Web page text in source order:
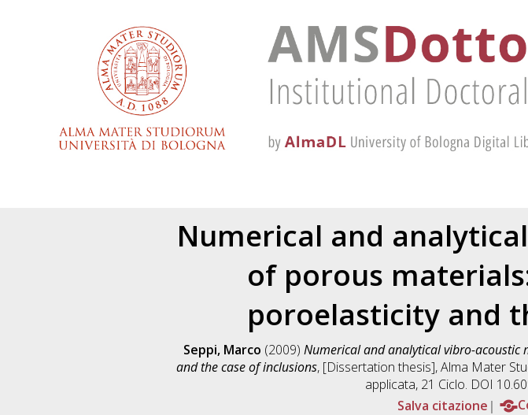
Numerical and
of porous
poroelasticity and
Seppi, Marco (2009) Numerical and analytical vibro-acoustic
and the case of inclusions, [Dissertation thesis], Alma Mater
applicata, 21 Ciclo. DOI
Salva citazione